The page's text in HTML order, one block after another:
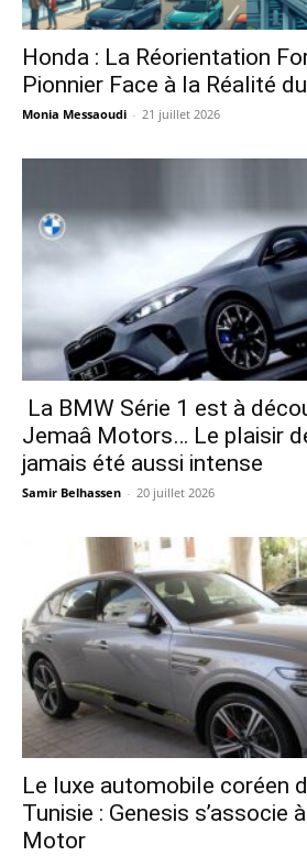
Honda : La Réorientation
Pionnier Face à la Réalité
Monia Messaoudi - 21 juillet 2026
La BMW Série 1 est à
Jemaâ Motors… Le plaisir
jamais été aussi intense
Samir Belhassen - 20 juillet 2026
Le luxe automobile coréen
Tunisie : Genesis s’associe
Motor